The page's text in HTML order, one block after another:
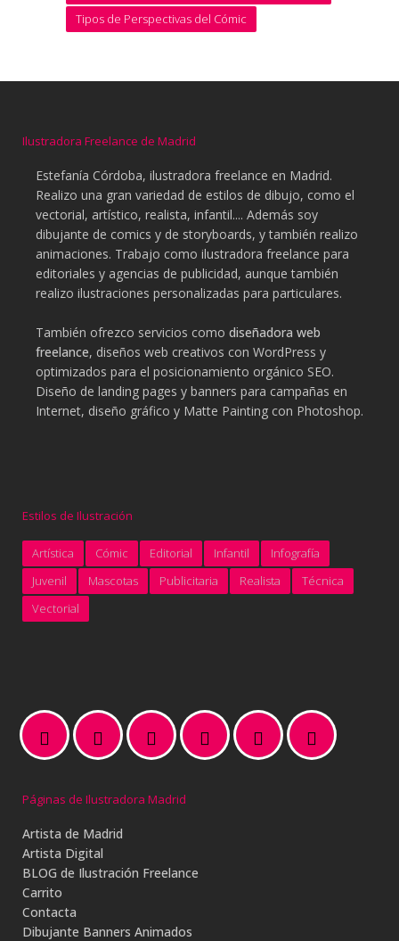
Tipos de Perspectivas del Cómic
Ilustradora Freelance de Madrid
Estefanía Córdoba, ilustradora freelance en Madrid.
Realizo una gran variedad de estilos de dibujo, como el
vectorial, artístico, realista, infantil.... Además soy
dibujante de comics y de storyboards, y también realizo
animaciones. Trabajo como ilustradora freelance para
editoriales y agencias de publicidad, aunque también
realizo ilustraciones personalizadas para particulares.
También ofrezco servicios como diseñadora web
freelance, diseños web creativos con WordPress y
optimizados para el posicionamiento orgánico SEO.
Diseño de landing pages y banners para campañas en
Internet, diseño gráfico y Matte Painting con Photoshop.
Estilos de Ilustración
Artística Cómic Editorial Infantil
Infografía
Juvenil
Mascotas Publicitaria Realista
Técnica
Vectorial
Páginas de Ilustradora Madrid
Artista de Madrid
Artista Digital
BLOG de Ilustración Freelance
Carrito
Contacta
Dibujante Banners Animados